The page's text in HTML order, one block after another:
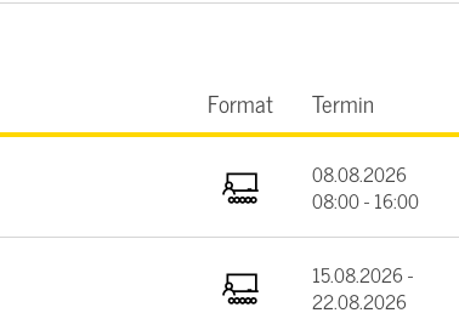
Format Termin
08.08.2026
08:00 - 16:00
15.08.2026 -
22.08.2026